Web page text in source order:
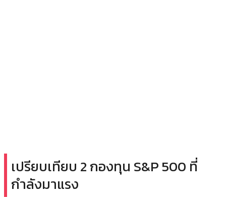
เปรียบเทียบ 2 กองทุน S&P 500 ที่
กำลังมาแรง